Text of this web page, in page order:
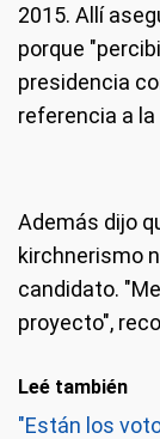
2015. Allí
porque
presidencia
referencia a
Además dijo
kirchnerismo
candidato.
proyecto",
Leé también
"Están los